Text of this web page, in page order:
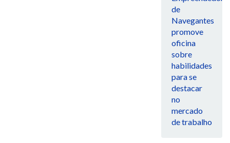
de
Navegantes
promove
oficina
sobre
habilidades
para se
destacar
no
mercado
de trabalho